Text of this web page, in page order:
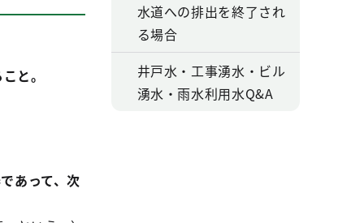
と。
あって、次
水道への排出を終了され
る場合
井戸水・工事湧水・ビル
湧水・雨水利用水Q&A